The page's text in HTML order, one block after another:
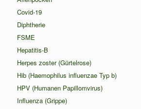
Covid-19
Diphtherie
FSME
Hepatitis-B
Herpes zoster (Gürtelrose)
Hib (Haemophilus influenzae Typ b)
HPV (Humanen Papillomvirus)
Influenza (Grippe)